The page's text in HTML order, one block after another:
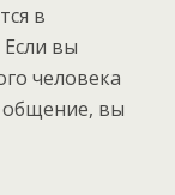
в
вы
человека
общение, вы